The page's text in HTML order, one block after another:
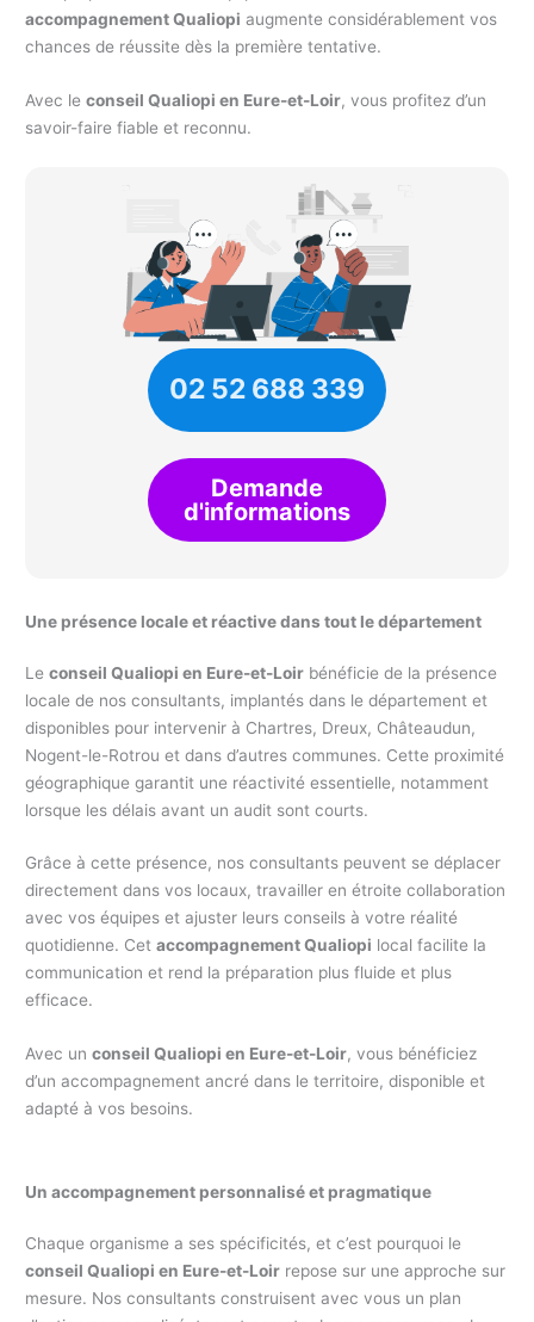
accompagnement Qualiopi augmente considérablement vos
chances de réussite dès la première tentative.
Avec leconseil Qualiopi en Eure-et-Loir, vous profitez d’un
savoir-faire fiable et reconnu.
02 52 688 339
Demande
d'informations
Une présence locale et réactive dans tout le département
Leconseil Qualiopi en Eure-et-Loir bénéficie de la présence
locale de nos consultants, implantés dans le département et
disponibles pour intervenir à Chartres, Dreux, Châteaudun,
Nogent-le-Rotrou et dans d’autres communes. Cette proximité
géographique garantit une réactivité essentielle, notamment
lorsque les délais avant un audit sont courts.
Grâce à cette présence, nos consultants peuvent se déplacer
directement dans vos locaux, travailler en étroite collaboration
avec vos équipes et ajuster leurs conseils à votre réalité
quotidienne. Cetaccompagnement Qualiopi local facilite la
communication et rend la préparation plus fluide et plus
efficace.
Avec unconseil Qualiopi en Eure-et-Loir, vous bénéficiez
d’un accompagnement ancré dans le territoire, disponible et
adapté à vos besoins.
Un accompagnement personnalisé et pragmatique
Chaque organisme a ses spécificités, et c’est pourquoi le
conseil Qualiopi en Eure-et-Loir repose sur une approche sur
mesure. Nos consultants construisent avec vous un plan